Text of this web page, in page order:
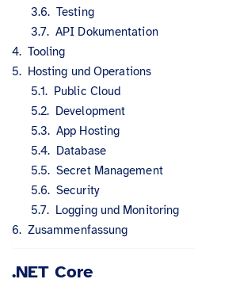
Testing
API Dokumentation
Tooling
Hosting und Operations
Public Cloud
Development
App Hosting
Database
Secret Management
Security
Logging und Monitoring
Zusammenfassung
.NET Core